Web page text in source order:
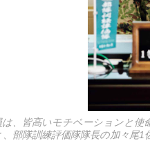
は、皆高いモチベーションと
部隊訓練評価隊隊長の加々尾1